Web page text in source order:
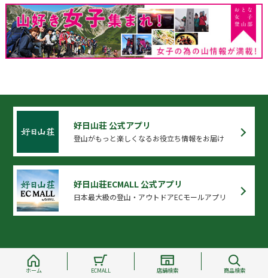
好日山荘 公式アプリ
登山がもっと楽しくなるお役立ち情報をお届け
好日山荘ECMALL 公式アプリ
日本最大級の登山・アウトドアECモールアプリ
ホーム ECMALL 店舗検索 商品検索